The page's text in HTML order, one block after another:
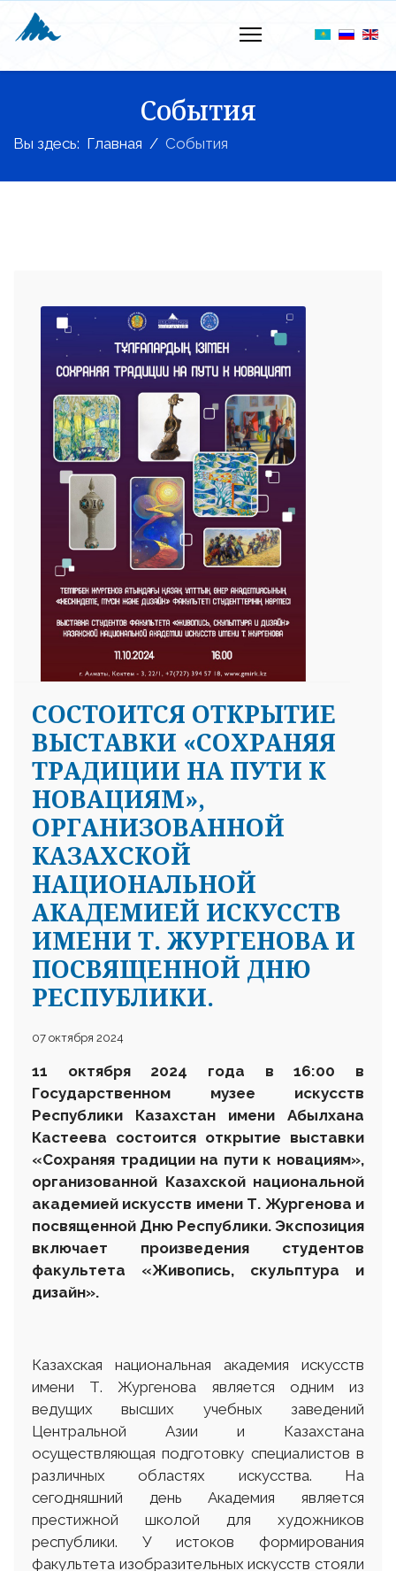
События
Вы здесь: Главная События
CОСТОИТСЯ ОТКРЫТИЕ
ВЫСТАВКИ «СОХРАНЯЯ
ТРАДИЦИИ НА ПУТИ К
НОВАЦИЯМ»,
ОРГАНИЗОВАННОЙ
КАЗАХСКОЙ
НАЦИОНАЛЬНОЙ
АКАДЕМИЕЙ ИСКУССТВ
ИМЕНИ Т. ЖУРГЕНОВА И
ПОСВЯЩЕННОЙ ДНЮ
РЕСПУБЛИКИ.
07 октября 2024
11 октября 2024 года в 16:00 в
Государственном музее искусств
Республики Казахстан имени Абылхана
Кастеева состоится открытие выставки
«Сохраняя традиции на пути к новациям»,
организованной Казахской национальной
академией искусств имени Т. Жургенова и
посвященной Дню Республики. Экспозиция
включает произведения студентов
факультета «Живопись, скульптура и
дизайн».
Казахская национальная академия искусств
имени Т. Жургенова является одним из
ведущих высших учебных заведений
Центральной Азии и Казахстана
осуществляющая подготовку специалистов в
различных областях искусства. На
сегодняшний день Академия является
престижной школой для художников
республики. У истоков формирования
факультета изобразительных искусств стояли